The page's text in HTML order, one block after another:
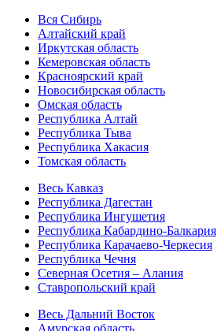
Вся Сибирь
Алтайский край
Иркутская область
Кемеровская область
Красноярский край
Новосибирская область
Омская область
Республика Алтай
Республика Тыва
Республика Хакасия
Томская область
Весь Кавказ
Республика Дагестан
Республика Ингушетия
Республика Кабардино-Балкария
Республика Карачаево-Черкесия
Республика Чечня
Северная Осетия – Алания
Ставропольский край
Весь Дальний Восток
Амурская область